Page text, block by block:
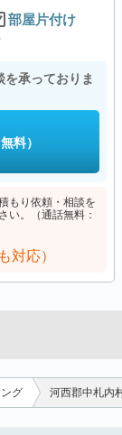
部屋片付け
承っておりま
料）
もり依頼・相談を
い。（通話無料：
対応）
グ 河西郡中札内